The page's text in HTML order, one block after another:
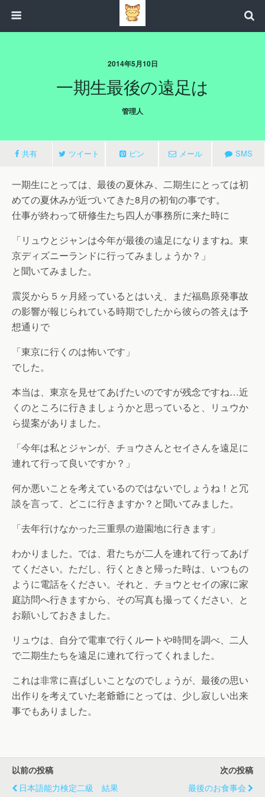
2014年5月10日
一期生最後の遠足は
管理人
共有 ツイート ピン メール SMS
一期生にとっては、最後の夏休み、二期生にとっては初
めての夏休みが近づいてきた8月の初旬の事です。
仕事が終わって研修生たち四人が事務所に来た時に
「リュウとジャンは今年が最後の遠足になりますね。東
京ディズニーランドに行ってみましょうか？」
と聞いてみました。
震災から５ヶ月経っているとはいえ、まだ福島原発事故
の影響が報じられている時期でしたから彼らの答えは予
想通りで
「東京に行くのは怖いです」
でした。
本当は、東京を見せてあげたいのですが残念ですね…近
くのところに行きましょうかと思っていると、リュウか
ら提案がありました。
「今年は私とジャンが、チョウさんとセイさんを遠足に
連れて行って良いですか？」
何か悪いことを考えているのではないでしょうね！と冗
談を言って、どこに行きますか？と聞いてみました。
「去年行けなかった三重県の遊園地に行きます」
わかりました。では、君たちが二人を連れて行ってあげ
てください。ただし、行くときと帰った時は、いつもの
ように電話をください。それと、チョウとセイの家に家
庭訪問へ行きますから、その写真も撮ってください、と
お願いしておきました。
リュウは、自分で電車で行くルートや時間を調べ、二人
で二期生たちを遠足に連れて行ってくれました。
これは非常に喜ばしいことなのでしょうが、最後の思い
出作りを考えていた老爺爺にとっては、少し寂しい出来
事でもありました。
以前の投稿
日本語能力検定二級 結果
次の投稿
最後のお食事会